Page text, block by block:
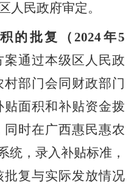
人民政府审定。
的批复（2024 年5
案通过本级 区人民政
村部门会同 财政部门
贴面积和补贴资金拨
同时在广西惠民惠农
统，录入补贴标准，
复与实际发放情况